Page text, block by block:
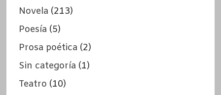
Novela (213)
Poesía (5)
Prosa poética (2)
Sin categoría (1)
Teatro (10)